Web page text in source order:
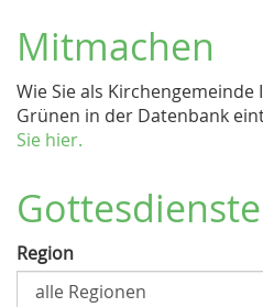
Mitmachen
Wie Sie als
Grünen in der Datenbank
Sie hier.
Region